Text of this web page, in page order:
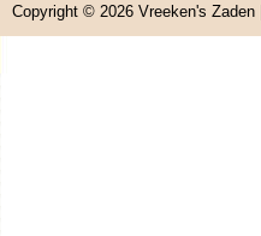
Copyright © 2026 Vreeken's Zaden